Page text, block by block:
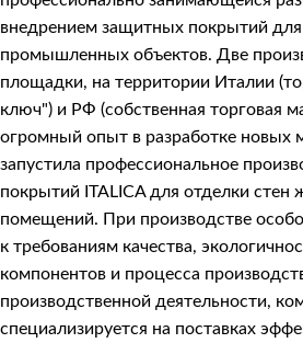
внедрением защитных покрытий
промышленных объектов. Две
площадки, на территории Италии
ключ") и РФ (собственная торговая
огромный опыт в разработке новых
запустила профессиональное
покрытий ITALICA для отделки
помещений. При производстве
к требованиям качества,
компонентов и процесса
производственной деятельности,
специализируется на поставках